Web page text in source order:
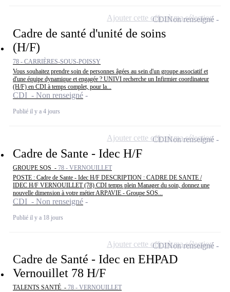
Cadre de santé d'unité de soins
(H/F)
78 - CARRIÈRES-SOUS-POISSY
Vous souhaitez prendre soin de personnes âgées au sein d'un groupe associatif et
d'une équipe dynamique et engagée ? UNIVI recherche un Infirmier coordinateur
(H/F) en CDI à temps complet, pour la...
CDI - Non renseigné
Publié il y a 4 jours
CDINon renseigné
Ajouter cette offre à ma sélection
Cadre de Sante - Idec H/F
GROUPE SOS - 78 - VERNOUILLET
POSTE : Cadre de Sante - Idec H/F DESCRIPTION : CADRE DE SANTE /
IDEC H/F VERNOUILLET (78) CDI temps plein Manager du soin, donnez une
nouvelle dimension à votre métier ARPAVIE - Groupe SOS...
CDI - Non renseigné
Publié il y a 18 jours
CDINon renseigné
Ajouter cette offre à ma sélection
Cadre de Santé - Idec en EHPAD
Vernouillet 78 H/F
TALENTS SANTÉ - 78 - VERNOUILLET
CDINon renseigné
Ajouter cette offre à ma sélection